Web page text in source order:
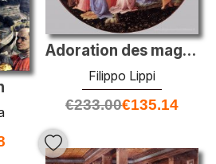
Adoration des mages
Filippo Lippi
€233.00€135.14